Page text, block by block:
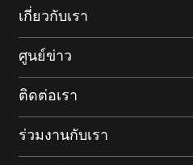
เกี่ยวกับเรา
ศูนย์ข่าว
ติดต่อเรา
ร่วมงานกับเรา